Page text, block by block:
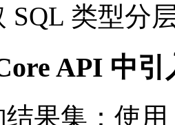
SQL 类型分
API 中
果集：使用